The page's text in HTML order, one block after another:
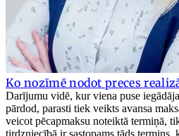
Ko nozīmē nodot preces
Darījumu vidē, kur viena puse
pārdod, parasti tiek veikts avansa
veicot pēcapmaksu noteiktā termiņā,
tirdzniecībā ir sastopams tāds termins,